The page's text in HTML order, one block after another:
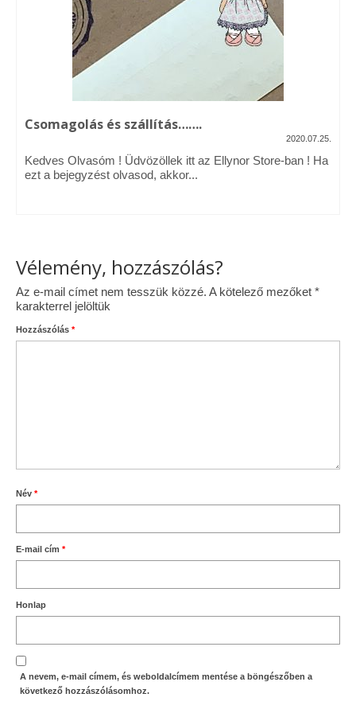
Vásárok, ahol velem is találkozhattál…
Alapanyagok, kellékek
Ellynor története
Adatkezelési tájékoztató
Csomagolás és szállítás…….
2020.07.25.
Kedves Olvasóm ! Üdvözöllek itt az Ellynor Store-ban ! Ha
ezt a bejegyzést olvasod, akkor...
Vélemény, hozzászólás?
Az e-mail címet nem tesszük közzé. A kötelező mezőket *
karakterrel jelöltük
Hozzászólás *
Név *
E-mail cím *
Honlap
A nevem, e-mail címem, és weboldalcímem mentése a böngészőben a
következő hozzászólásomhoz.